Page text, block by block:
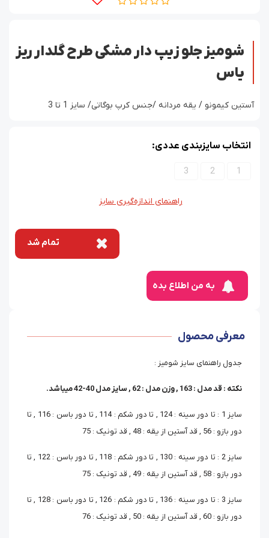
شومیز جلو زیپ دار مشکی طرح گلدار ریز
یاس
آستین کیمونو / یقه مردانه /جنس کرپ بوگاتی/ سایز 1 تا 3
انتخاب سایزبندی عددی:
1
2
3
راهنمای اندازه‌گیری سایز
تمام شد
به من اطلاع بده
معرفی محصول
جدول راهنمای سایز شومیز :
نکته : قد مدل : 163 , وزن مدل : 62 , سایز مدل 40-42 میباشد.
سایز 1 : تا دور سینه : 124 , تا دور شکم : 114 , تا دور باسن : 116 , تا
دور بازو : 56 , قد آستین از یقه : 48 , قد تونیک : 75
سایز 2 : تا دور سینه : 130 , تا دور شکم : 118 , تا دور باسن : 122 , تا
دور بازو : 58 , قد آستین از یقه : 49 , قد تونیک : 75
سایز 3 : تا دور سینه : 136 , تا دور شکم : 126 , تا دور باسن : 128 , تا
دور بازو : 60 , قد آستین از یقه : 50 , قد تونیک : 76